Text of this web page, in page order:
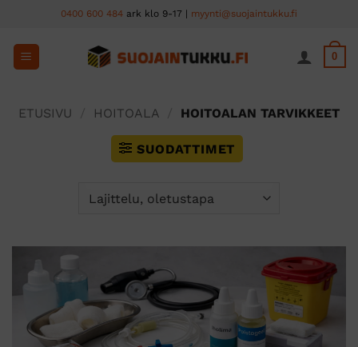
content
0400 600 484 ark klo 9-17 | myynti@suojaintukku.fi
0
ETUSIVU HOITOALA HOITOALAN TARVIKKEET
SUODATTIMET